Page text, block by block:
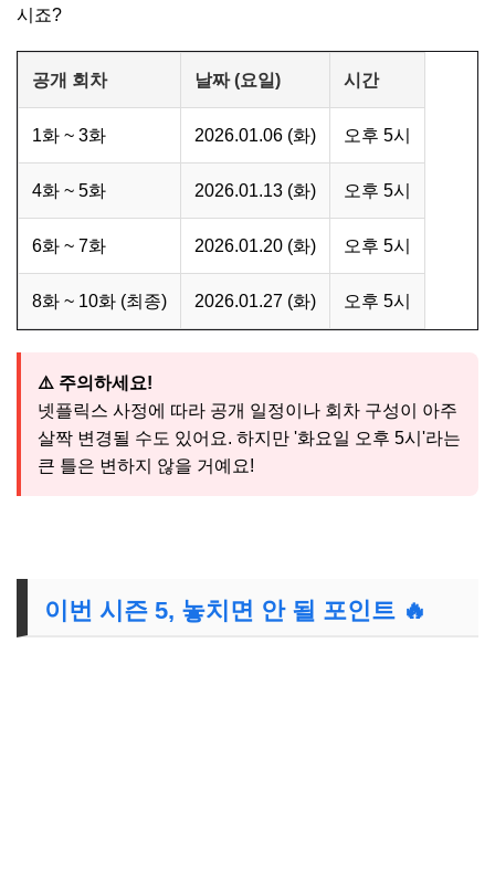
시죠?
공개 회차 날짜 (요일) 시간
1화 ~ 3화 2026.01.06 (화) 오후 5시
4화 ~ 5화 2026.01.13 (화) 오후 5시
6화 ~ 7화 2026.01.20 (화) 오후 5시
8화 ~ 10화 (최종) 2026.01.27 (화) 오후 5시
⚠️ 주의하세요!
넷플릭스 사정에 따라 공개 일정이나 회차 구성이 아주
살짝 변경될 수도 있어요. 하지만 '화요일 오후 5시'라는
큰 틀은 변하지 않을 거예요!
이번 시즌 5, 놓치면 안 될 포인트 🔥